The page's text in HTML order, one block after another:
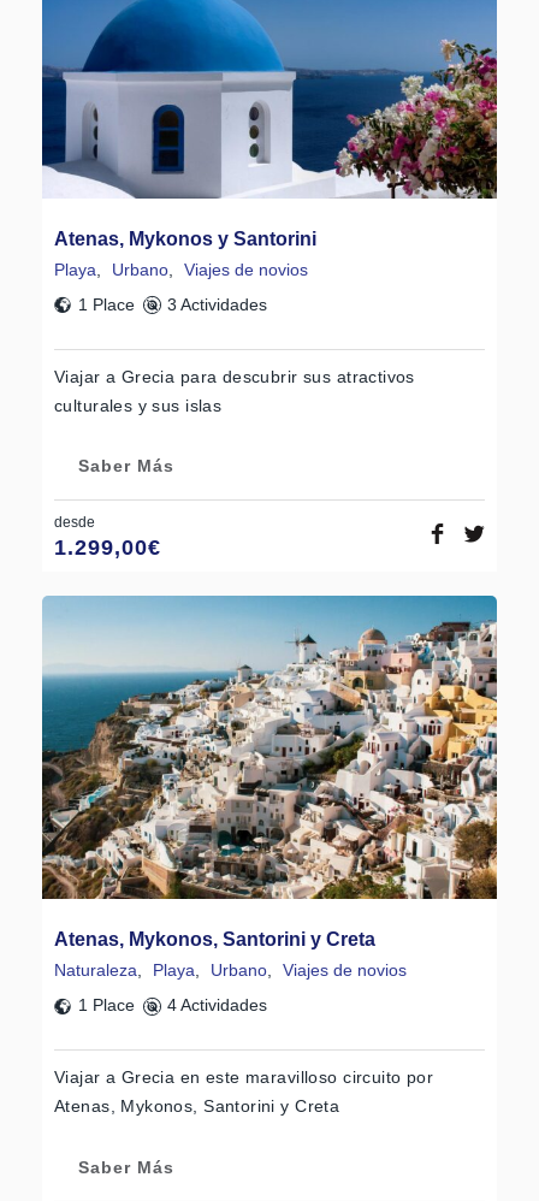
Atenas, Mykonos y Santorini
Playa Urbano
Viajes de novios
1 Place
3 Actividades
Viajar a Grecia para descubrir sus atractivos
culturales y sus islas
Saber Más
desde
1.299,00€
Atenas, Mykonos, Santorini y Creta
Naturaleza, Playa, Urbano,
Viajes de novios
1 Place
4 Actividades
Viajar a Grecia en este maravilloso circuito por
Atenas, Mykonos, Santorini y Creta
Saber Más